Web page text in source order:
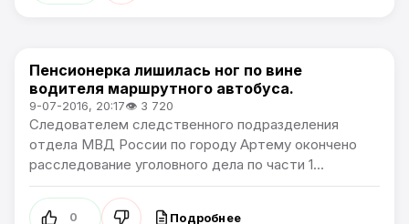
Происшествия
Пенсионерка лишилась ног по вине
водителя маршрутного автобуса.
9-07-2016, 20:17👁 3 720
Следователем следственного подразделения
отдела МВД России по городу Артему окончено
расследование уголовного дела по части 1...
0 Подробнее